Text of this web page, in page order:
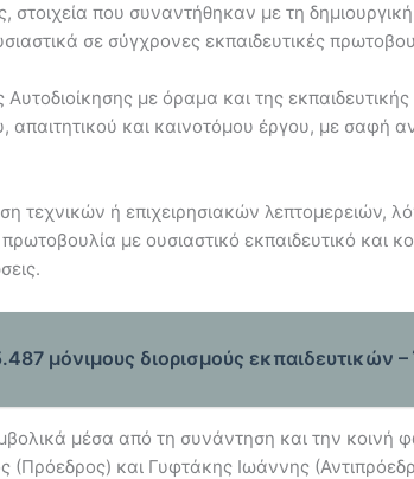
που συναντήθηκαν με τη
σε σύγχρονες εκπαιδευτικές
με όραμα και της εκπαιδευτικής
απαιτητικού και καινοτόμου έργου, με σαφή
τεχνικών ή επιχειρησιακών λεπτομερειών,
με ουσιαστικό εκπαιδευτικό
μόνιμους διορισμούς εκπαιδευτικών
μέσα από τη συνάντηση και την κοινή
και Γυφτάκης Ιωάννης